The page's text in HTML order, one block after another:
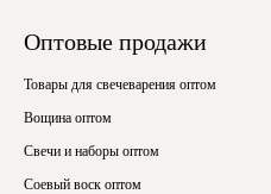
Оптовые продажи
Товары для свечеварения оптом
Вощина оптом
Свечи и наборы оптом
Соевый воск оптом